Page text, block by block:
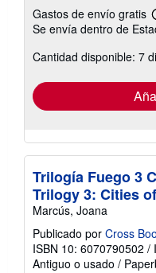
Gastos de envío gratis
Se envía dentro de
Cantidad disponible: 7
Trilogía Fuego 3
Trilogy 3: Cities
Marcús, Joana
Publicado por Cross
ISBN 10: 6070790502 /
Antiguo o usado /